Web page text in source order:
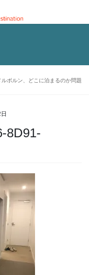
ボルン、どこに泊まるのか問題
8D91-